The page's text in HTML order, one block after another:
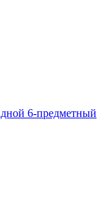
6-предметный